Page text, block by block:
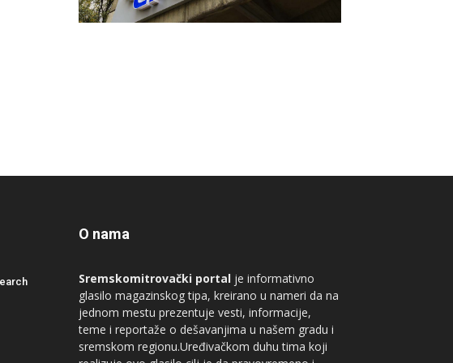
O nama
Sremskomitrovački portal je informativno
glasilo magazinskog tipa, kreirano u nameri da na
jednom mestu prezentuje vesti, informacije,
teme i reportaže o dešavanjima u našem gradu i
sremskom regionu.Uređivačkom duhu tima koji